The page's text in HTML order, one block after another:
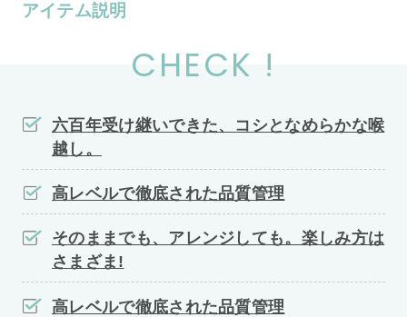
アイテム説明
CHECK !
六百年受け継いできた、コシとなめらかな喉
越し。
高レベルで徹底された品質管理
そのままでも、アレンジしても。楽しみ方は
さまざま!
高レベルで徹底された品質管理